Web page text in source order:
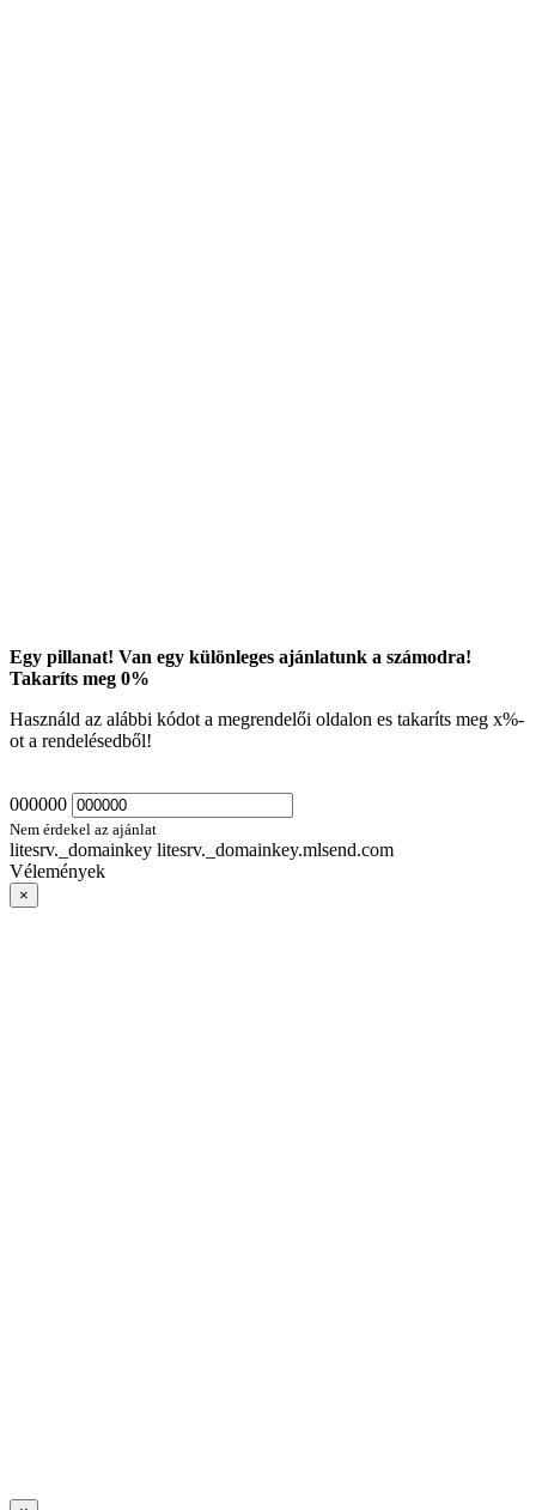
Egy pillanat! Van egy különleges ajánlatunk a számodra!
Takaríts meg 0%
Használd az alábbi kódot a megrendelői oldalon es takaríts meg x%-
ot a rendelésedből!
000000
Nem érdekel az ajánlat
litesrv._domainkey litesrv._domainkey.mlsend.com
Vélemények
×